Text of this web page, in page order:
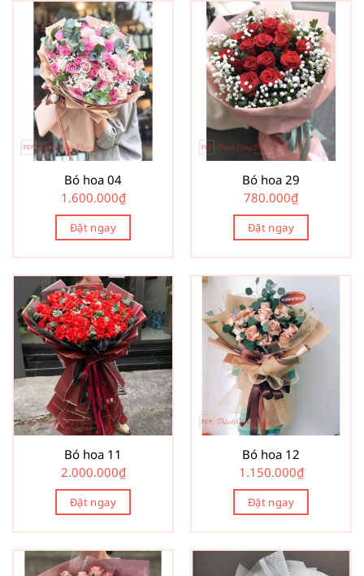
Bó hoa 04
1.600.000₫
Đặt ngay
Bó hoa 29
780.000₫
Đặt ngay
Bó hoa 11
2.000.000₫
Đặt ngay
Bó hoa 12
1.150.000₫
Đặt ngay